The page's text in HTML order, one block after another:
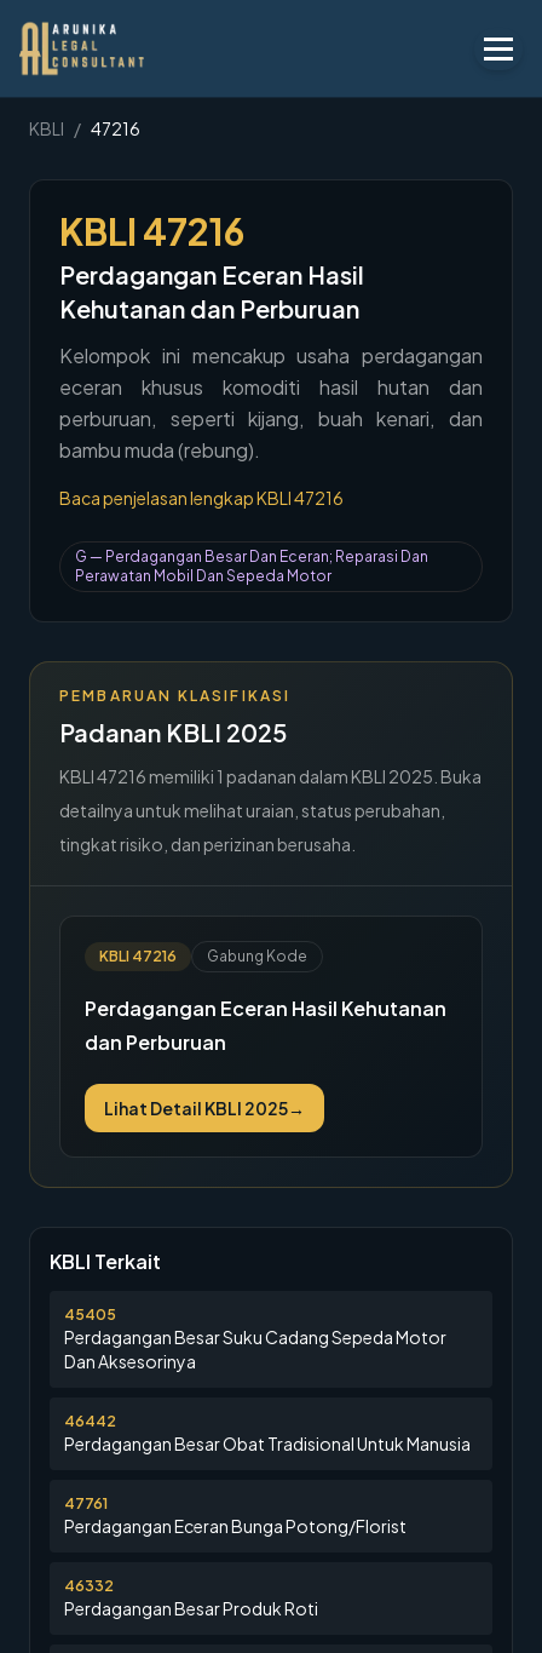
Layanan
Peraturan
KBLI
Tentang
Penawaran
Blog
Legal AI
Hubungi Kami→
Member Area
KBLI / 47216
KBLI 47216
Perdagangan Eceran Hasil
Kehutanan dan Perburuan
Kelompok ini mencakup usaha perdagangan
eceran khusus komoditi hasil hutan dan
perburuan, seperti kijang, buah kenari, dan
bambu muda (rebung).
Baca penjelasan lengkap KBLI47216
G — Perdagangan Besar Dan Eceran; Reparasi Dan
Perawatan Mobil Dan Sepeda Motor
PEMBARUAN KLASIFIKASI
Padanan KBLI 2025
KBLI47216 memiliki 1 padanan dalam KBLI 2025. Buka
detailnya untuk melihat uraian, status perubahan,
tingkat risiko, dan perizinan berusaha.
KBLI 47216 Gabung Kode
Perdagangan Eceran Hasil Kehutanan
dan Perburuan
Lihat Detail KBLI 2025→
KBLI Terkait
45405
Perdagangan Besar Suku Cadang Sepeda Motor
Dan Aksesorinya
46442
Perdagangan Besar Obat Tradisional Untuk Manusia
47761
Perdagangan Eceran Bunga Potong/Florist
46332
Perdagangan Besar Produk Roti